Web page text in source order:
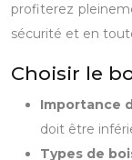
profiterez
sécurité et en
Choisir le
Importance
doit être
Types de